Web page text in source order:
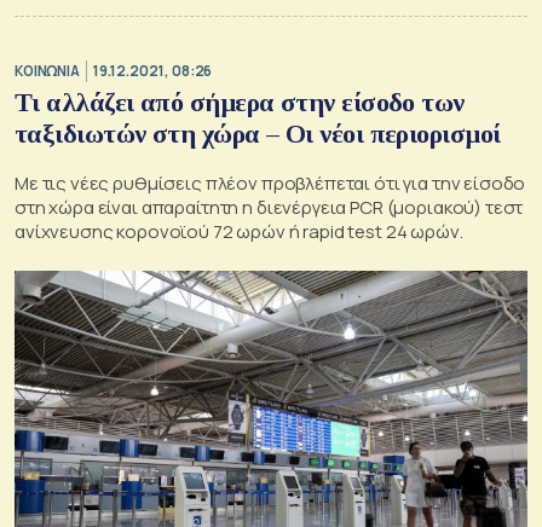
ΚΟΙΝΩΝΙΑ 19.12.2021, 08:26
Τι αλλάζει από σήμερα στην είσοδο των
ταξιδιωτών στη χώρα – Οι νέοι περιορισμοί
Με τις νέες ρυθμίσεις πλέον προβλέπεται ότι για την είσοδο
στη χώρα είναι απαραίτητη η διενέργεια PCR (μοριακού) τεστ
ανίχνευσης κορονοϊού 72 ωρών ή rapid test 24 ωρών.